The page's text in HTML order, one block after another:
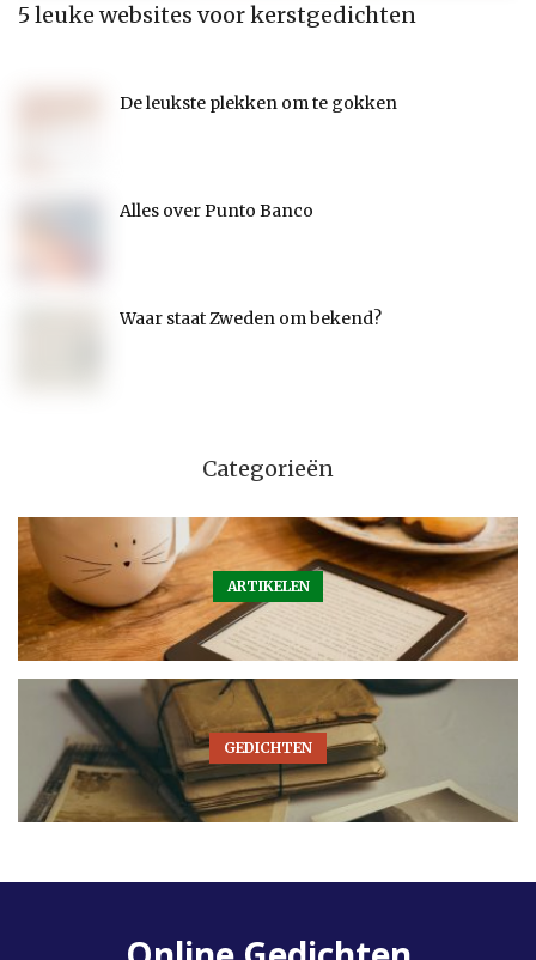
5 leuke websites voor kerstgedichten
De leukste plekken om te gokken
Alles over Punto Banco
Waar staat Zweden om bekend?
Categorieën
ARTIKELEN
GEDICHTEN